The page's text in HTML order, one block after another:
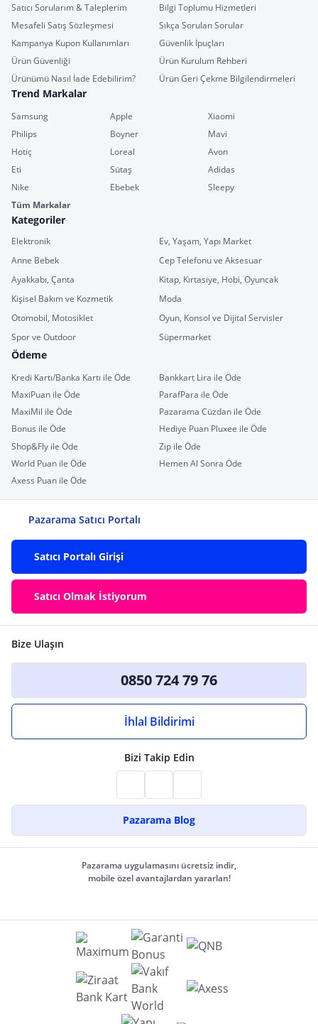
Satıcı Sorularım & Taleplerim
Bilgi Toplumu Hizmetleri
Mesafeli Satış Sözleşmesi
Sıkça Sorulan Sorular
Kampanya Kupon Kullanımları
Güvenlik İpuçları
Ürün Güvenliği
Ürün Kurulum Rehberi
Ürünümü Nasıl İade Edebilirim?
Ürün Geri Çekme Bilgilendirmeleri
Trend Markalar
Samsung Apple
Xiaomi
Philips
Boyner
Mavi
Hotiç
Loreal
Avon
Eti
Sütaş
Adidas
Nike
Ebebek
Sleepy
Tüm Markalar
Kategoriler
Elektronik
Ev, Yaşam, Yapı Market
Anne Bebek
Cep Telefonu ve Aksesuar
Ayakkabı, Çanta
Kitap, Kırtasiye, Hobi, Oyuncak
Kişisel Bakım ve Kozmetik
Moda
Otomobil, Motosiklet
Oyun, Konsol ve Dijital Servisler
Spor ve Outdoor
Süpermarket
Ödeme
Kredi Kartı/Banka Kartı ile Öde
Bankkart Lira ile Öde
MaxiPuan ile Öde
ParafPara ile Öde
MaxiMil ile Öde
Pazarama Cüzdan ile Öde
Bonus ile Öde
Hediye Puan Pluxee ile Öde
Shop&Fly ile Öde
Zip ile Öde
World Puan ile Öde
Hemen Al Sonra Öde
Axess Puan ile Öde
Pazarama Satıcı Portalı
Satıcı Portalı Girişi
Satıcı Olmak İstiyorum
Bize Ulaşın
0850 724 79 76
İhlal Bildirimi
Bizi Takip Edin
Pazarama Blog
Pazarama uygulamasını ücretsiz indir,
mobile özel avantajlardan yararlan!